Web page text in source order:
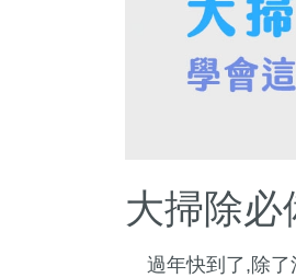
大掃除必
過年快到了,除